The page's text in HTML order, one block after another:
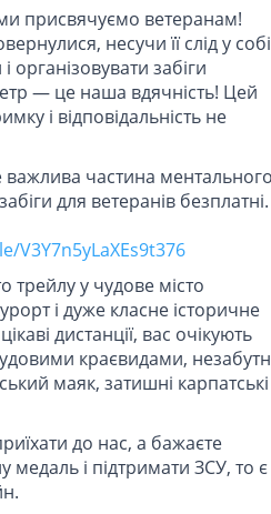
присвячуємо ветеранам!
несучи її слід у
забіги
— це наша вдячність! Цей
і відповідальність не
частина
для ветеранів безплатні.
V3Y7n5yLaXEs9t376
трейлу у чудове місто
і дуже класне історичне
дистанції, вас очікують
краєвидами,
маяк, затишні карпатські
до нас, а бажаєте
медаль і підтримати ЗСУ, то є